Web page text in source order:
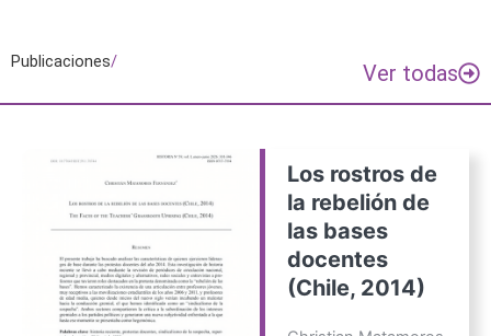
Publicaciones/ Ver todas
Los rostros de
la rebelión de
las bases
docentes
(Chile, 2014)